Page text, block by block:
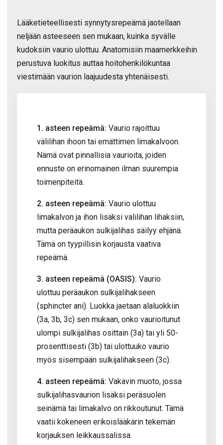
Lääketieteellisesti synnytysrepeämä jaotellaan
neljään asteeseen sen mukaan, kuinka syvälle
kudoksiin vaurio ulottuu. Anatomisiin maamerkkeihin
perustuva luokitus auttaa hoitohenkilökuntaa
viestimään vaurion laajuudesta yhtenäisesti.
1. asteen repeämä: Vaurio rajoittuu
välilihan ihoon tai emättimen limakalvoon.
Nämä ovat pinnallisia vaurioita, joiden
ennuste on erinomainen ilman suurempia
toimenpiteitä.
2. asteen repeämä: Vaurio ulottuu
limakalvon ja ihon lisäksi välilihan lihaksiin,
mutta peräaukon sulkijalihas säilyy ehjänä.
Tämä on tyypillisin korjausta vaativa
repeämä.
3. asteen repeämä (OASIS): Vaurio
ulottuu peräaukon sulkijalihakseen
(sphincter ani). Luokka jaetaan alaluokkiin
(3a, 3b, 3c) sen mukaan, onko vaurioitunut
ulompi sulkijalihas osittain (3a) tai yli 50-
prosenttisesti (3b) tai ulottuuko vaurio
myös sisempään sulkijalihakseen (3c).
4. asteen repeämä: Vakavin muoto, jossa
sulkijalihasvaurion lisäksi peräsuolen
seinämä tai limakalvo on rikkoutunut. Tämä
vaatii kokeneen erikoislääkärin tekemän
korjauksen leikkaussalissa.